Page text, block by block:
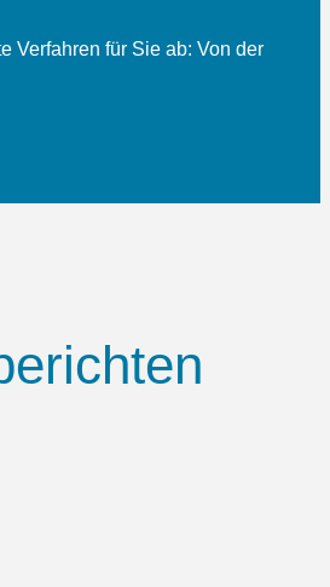
Verfahren für Sie ab: Von der